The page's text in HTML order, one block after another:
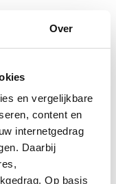
Over
en vergelijkbare
content en
internetgedrag
Daarbij
Op basis